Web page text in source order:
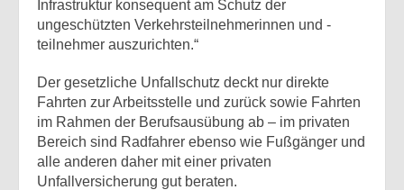
Infrastruktur konsequent am Schutz der
ungeschützten Verkehrsteilnehmerinnen und -
teilnehmer auszurichten.“
Der gesetzliche Unfallschutz deckt nur direkte
Fahrten zur Arbeitsstelle und zurück sowie Fahrten
im Rahmen der Berufsausübung ab – im privaten
Bereich sind Radfahrer ebenso wie Fußgänger und
alle anderen daher mit einer privaten
Unfallversicherung gut beraten.